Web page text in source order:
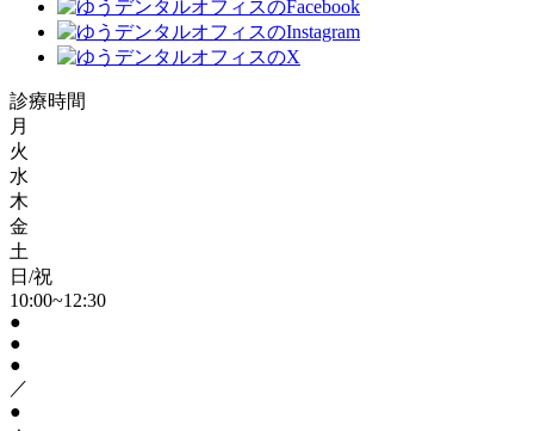
診療時間
月
火
水
木
金
土
日/祝
10:00~12:30
●
●
●
／
●